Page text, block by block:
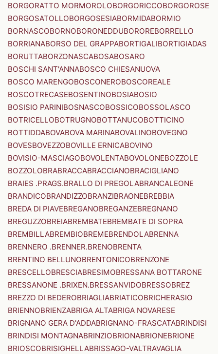
BORGORATTO MORMOROLOBORGORICCOBORGOROSE
BORGOSATOLLOBORGOSESIABORMIDABORMIO
BORNASCOBORNOBORONEDDUBOROREBORRELLO
BORRIANABORSO DEL GRAPPABORTIGALIBORTIGIADAS
BORUTTABORZONASCABOSABOSARO
BOSCHI SANT'ANNABOSCO CHIESANUOVA
BOSCO MARENGOBOSCONEROBOSCOREALE
BOSCOTRECASEBOSENTINOBOSIABOSIO
BOSISIO PARINIBOSNASCOBOSSICOBOSSOLASCO
BOTRICELLOBOTRUGNOBOTTANUCOBOTTICINO
BOTTIDDABOVABOVA MARINABOVALINOBOVEGNO
BOVESBOVEZZOBOVILLE ERNICABOVINO
BOVISIO-MASCIAGOBOVOLENTABOVOLONEBOZZOLE
BOZZOLOBRABRACCABRACCIANOBRACIGLIANO
BRAIES .PRAGS.BRALLO DI PREGOLABRANCALEONE
BRANDICOBRANDIZZOBRANZIBRAONEBREBBIA
BREDA DI PIAVEBREGANOBREGANZEBREGNANO
BREGUZZOBREIABREMBATEBREMBATE DI SOPRA
BREMBILLABREMBIOBREMEBRENDOLABRENNA
BRENNERO .BRENNER.BRENOBRENTA
BRENTINO BELLUNOBRENTONICOBRENZONE
BRESCELLOBRESCIABRESIMOBRESSANA BOTTARONE
BRESSANONE .BRIXEN.BRESSANVIDOBRESSOBREZ
BREZZO DI BEDEROBRIAGLIABRIATICOBRICHERASIO
BRIENNOBRIENZABRIGA ALTABRIGA NOVARESE
BRIGNANO GERA D'ADDABRIGNANO-FRASCATABRINDISI
BRINDISI MONTAGNABRINZIOBRIONABRIONEBRIONE
BRIOSCOBRISIGHELLABRISSAGO-VALTRAVAGLIA